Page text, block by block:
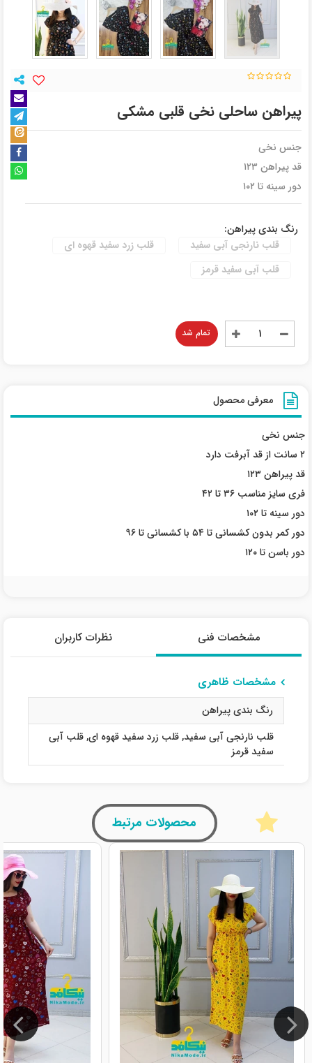
پیراهن ساحلی نخی قلبی مشکی
جنس نخی
قد پیراهن ۱۲۳
دور سینه تا ۱۰۲
رنگ بندی پیراهن:
قلب نارنجی آبی سفید
قلب زرد سفید قهوه ای
قلب آبی سفید قرمز
تمام شد
معرفی محصول
جنس نخی
۲ سانت از قد آبرفت دارد
قد پیراهن ۱۲۳
فری سایز مناسب ۳۶ تا ۴۲
دور سینه تا ۱۰۲
دور کمر بدون کشسانی تا ۵۴ با کشسانی تا ۹۶
دور باسن تا ۱۲۰
مشخصات فنی نظرات کاربران
مشخصات ظاهری
رنگ بندی پیراهن
قلب نارنجی آبی سفید,قلب زرد سفید قهوه ای,قلب آبی
سفید قرمز
محصولات مرتبط